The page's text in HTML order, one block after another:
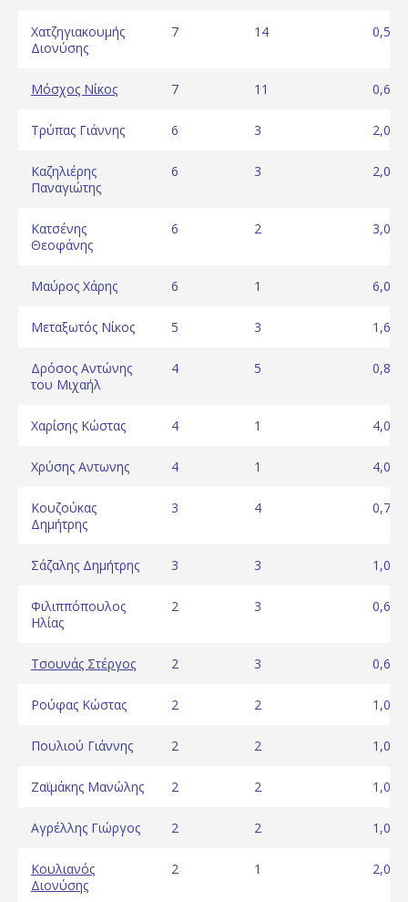
Χατζηγιακουμής
Διονύσης
7 14 0,50
Μόσχος Νίκος 7 11 0,64
Τρύπας Γιάννης 6 3 2,00
Καζηλιέρης
Παναγιώτης
6 3 2,00
Κατσένης
Θεοφάνης
6 2 3,00
Μαύρος Xάρης 6 1 6,00
Μεταξωτός Νίκος 5 3 1,67
Δρόσος Αντώνης
του Μιχαήλ
4 5 0,80
Χαρίσης Κώστας 4 1 4,00
Χρύσης Αντωνης 4 1 4,00
Κουζούκας
Δημήτρης
3 4 0,75
Σάζαλης Δημήτρης 3 3 1,00
Φιλιππόπουλος
Ηλίας
2 3 0,67
Τσουνάς Στέργος 2 3 0,67
Ρούφας Κώστας 2 2 1,00
Πουλιού Γιάννης 2 2 1,00
Ζαϊμάκης Μανώλης 2 2 1,00
Αγρέλλης Γιώργος 2 2 1,00
Κουλιανός
Διονύσης
2 1 2,00